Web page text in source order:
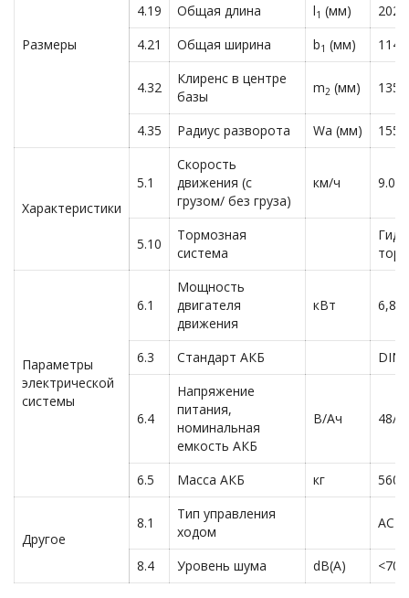
Размеры
4.19 Общая длина l1 (мм)
2020
4.21
Общая ширина b1 (мм) 1140
4.32
Клиренс в центре
базы
m2 (мм) 135
4.35 Радиус разворота Wa (мм) 1550
Характеристики
5.1
Скорость
движения (с
грузом/ без груза)
км/ч 9.0/
5.10
Тормозная
система
Параметры
электрической
системы
6.1
Мощность
двигателя
движения
кВт 6,8
6.3 Стандарт АКБ DIN
6.4
Напряжение
питания,
номинальная
емкость АКБ
В/Ач 48/
6.5 Масса АКБ кг 560
Другое
8.1
Тип управления
ходом
AC
8.4 Уровень шума dB(A) <70